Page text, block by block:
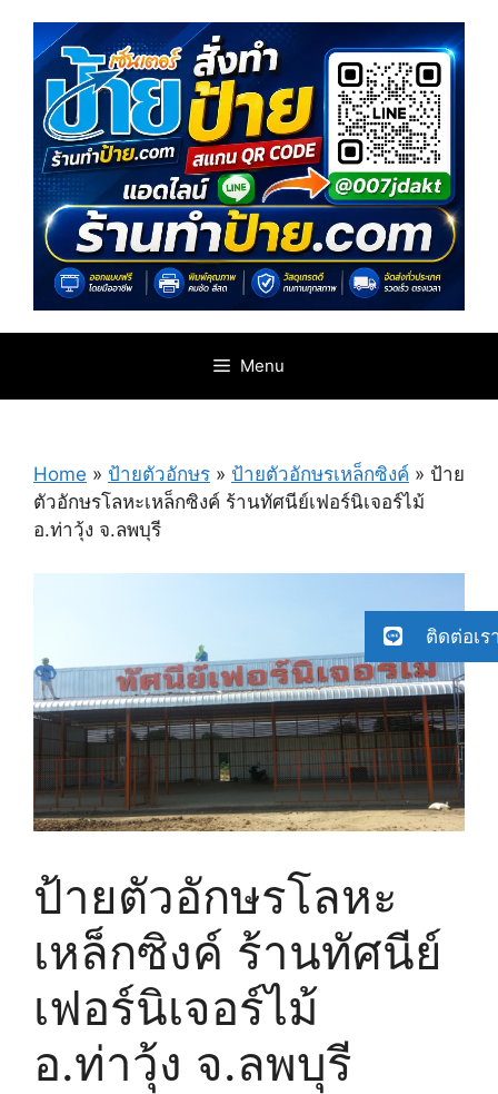
content
Menu
Home » ป้ายตัวอักษร » ป้ายตัวอักษรเหล็กซิงค์ » ป้าย
ตัวอักษรโลหะเหล็กซิงค์ ร้านทัศนีย์เฟอร์นิเจอร์ไม้
อ.ท่าวุ้ง จ.ลพบุรี
ป้ายตัวอักษรโลหะ
เหล็กซิงค์ ร้านทัศนีย์
เฟอร์นิเจอร์ไม้
อ.ท่าวุ้ง จ.ลพบุรี
ติดต่อเร